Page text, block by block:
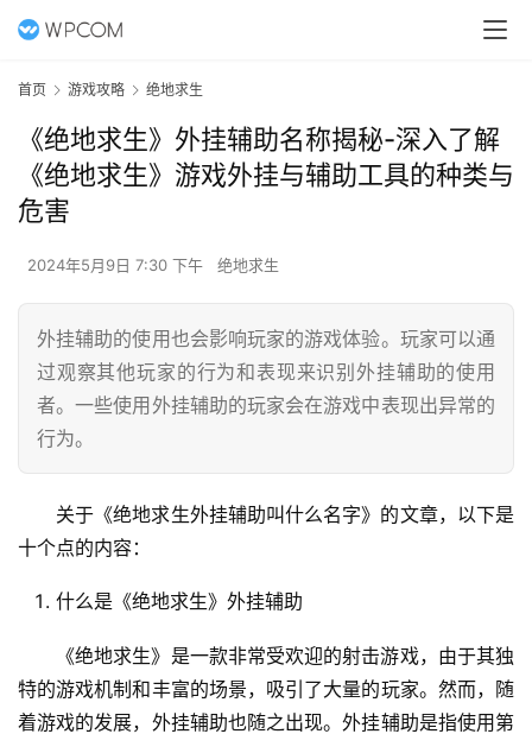
首页 游戏攻略 绝地求生
《绝地求生》外挂辅助名称揭秘-深入了解
《绝地求生》游戏外挂与辅助工具的种类与
危害
2024年5月9日 7:30 下午 绝地求生
外挂辅助的使用也会影响玩家的游戏体验。玩家可以通
过观察其他玩家的行为和表现来识别外挂辅助的使用
者。一些使用外挂辅助的玩家会在游戏中表现出异常的
行为。
关于《绝地求生外挂辅助叫什么名字》的文章，以下是
十个点的内容：
什么是《绝地求生》外挂辅助
《绝地求生》是一款非常受欢迎的射击游戏，由于其独
特的游戏机制和丰富的场景，吸引了大量的玩家。然而，随
着游戏的发展，外挂辅助也随之出现。外挂辅助是指使用第